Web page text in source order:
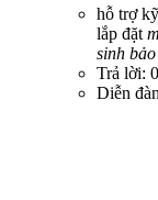
hỗ trợ
lắp đặt
sinh bảo
Trả lời: 0
Diễn